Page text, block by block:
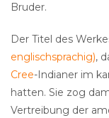
Bruder.
Der Titel des
englischsprachig),
Cree-Indianer im
hatten. Sie zog
Vertreibung der